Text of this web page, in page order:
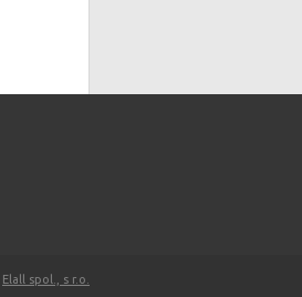
Elall spol., s r.o.